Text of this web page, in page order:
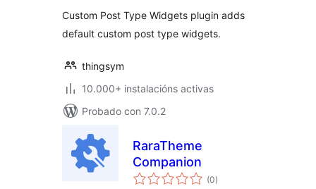
Custom Post Type Widgets plugin adds
default custom post type widgets.
thingsym
10.000+ instalacións activas
Probado con 7.0.2
RaraTheme
Companion
(0valoracións
totais
)